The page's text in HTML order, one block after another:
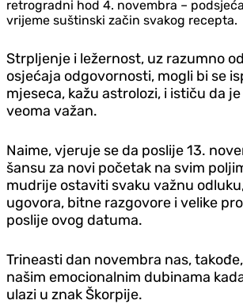
retrogradni hod 4. novembra –
vrijeme suštinski začin svakog recepta.
Strpljenje i ležernost, uz razumno
osjećaja odgovornosti, mogli bi se
mjeseca, kažu astrolozi, i ističu da
veoma važan.
Naime, vjeruje se da poslije 13.
šansu za novi početak na svim
mudrije ostaviti svaku važnu
ugovora, bitne razgovore i velike
poslije ovog datuma.
Trineasti dan novembra nas,
našim emocionalnim dubinama
ulazi u znak Škorpije.